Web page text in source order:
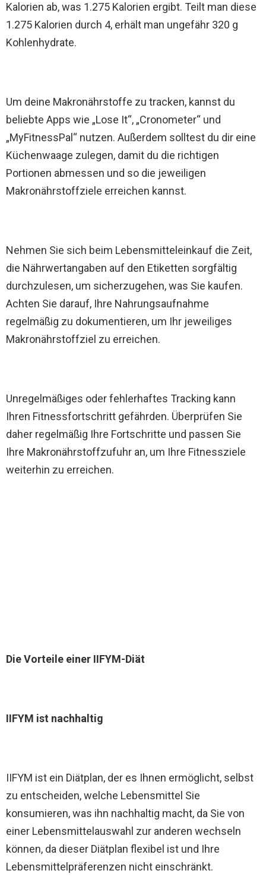
Kalorien ab, was 1.275 Kalorien ergibt. Teilt man diese
1.275 Kalorien durch 4, erhält man ungefähr 320 g
Kohlenhydrate.
Um deine Makronährstoffe zu tracken, kannst du
beliebte Apps wie „Lose It“, „Cronometer“ und
„MyFitnessPal“ nutzen. Außerdem solltest du dir eine
Küchenwaage zulegen, damit du die richtigen
Portionen abmessen und so die jeweiligen
Makronährstoffziele erreichen kannst.
Nehmen Sie sich beim Lebensmitteleinkauf die Zeit,
die Nährwertangaben auf den Etiketten sorgfältig
durchzulesen, um sicherzugehen, was Sie kaufen.
Achten Sie darauf, Ihre Nahrungsaufnahme
regelmäßig zu dokumentieren, um Ihr jeweiliges
Makronährstoffziel zu erreichen.
Unregelmäßiges oder fehlerhaftes Tracking kann
Ihren Fitnessfortschritt gefährden. Überprüfen Sie
daher regelmäßig Ihre Fortschritte und passen Sie
Ihre Makronährstoffzufuhr an, um Ihre Fitnessziele
weiterhin zu erreichen.
Die Vorteile einer IIFYM-Diät
IIFYM ist nachhaltig
IIFYM ist ein Diätplan, der es Ihnen ermöglicht, selbst
zu entscheiden, welche Lebensmittel Sie
konsumieren, was ihn nachhaltig macht, da Sie von
einer Lebensmittelauswahl zur anderen wechseln
können, da dieser Diätplan flexibel ist und Ihre
Lebensmittelpräferenzen nicht einschränkt.